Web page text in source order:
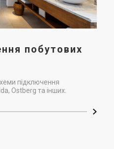
побутових
підключення
Ostberg та інших.